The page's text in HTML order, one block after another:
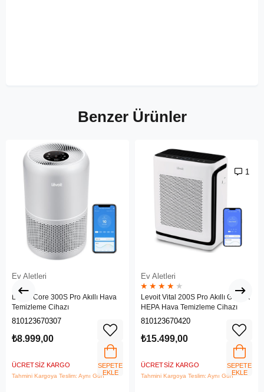
Benzer Ürünler
Ev Aletleri
Levoit Core 300S Pro Akıllı Hava
Temizleme Cihazı
810123670307
₺8.999,00
ÜCRETSIZ KARGO
Tahmini Kargoya Teslim: Aynı Gün
SEPETE
EKLE
Ev Aletleri
★ ★ ★ ★ ★
Levoit Vital 200S Pro Akıllı Gerçek
HEPA Hava Temizleme Cihazı
1
810123670420
₺15.499,00
ÜCRETSIZ KARGO
Tahmini Kargoya Teslim: Aynı Gün
SEPETE
EKLE